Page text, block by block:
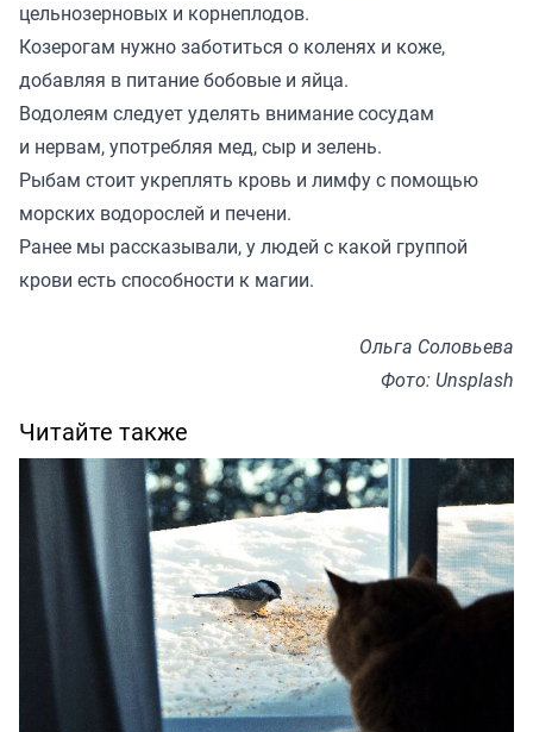
цельнозерновых и корнеплодов.
Козерогам нужно заботиться о коленях и коже,
добавляя в питание бобовые и яйца.
Водолеям следует уделять внимание сосудам
и нервам, употребляя мед, сыр и зелень.
Рыбам стоит укреплять кровь и лимфу с помощью
морских водорослей и печени.
Ранее мы рассказывали, у людей с какой группой
крови есть способности к магии.
Ольга Соловьева
Фото: Unsplash
Читайте также